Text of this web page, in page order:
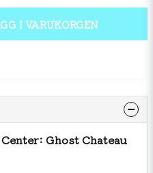
I VARUKORGEN
Ghost Chateau